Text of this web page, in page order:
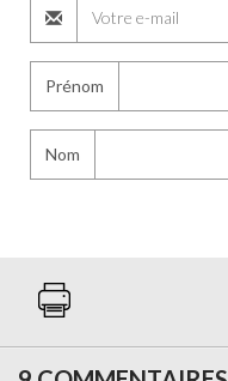
Prénom
Nom